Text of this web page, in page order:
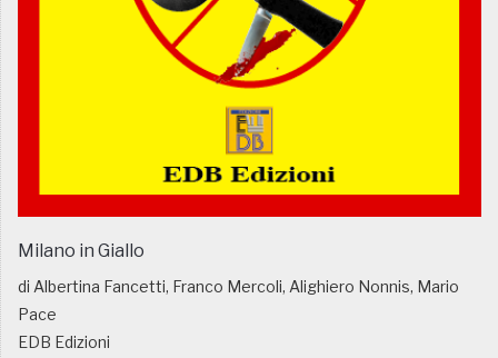
Milano in Giallo
di Albertina Fancetti, Franco Mercoli, Alighiero Nonnis, Mario
Pace
EDB Edizioni